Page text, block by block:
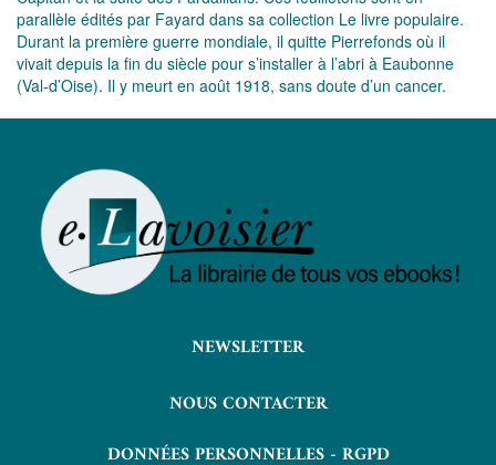
parallèle édités par Fayard dans sa collection Le livre populaire.
Durant la première guerre mondiale, il quitte Pierrefonds où il
vivait depuis la fin du siècle pour s’installer à l’abri à Eaubonne
(Val-d’Oise). Il y meurt en août 1918, sans doute d’un cancer.
NEWSLETTER
NOUS CONTACTER
DONNÉES PERSONNELLES - RGPD